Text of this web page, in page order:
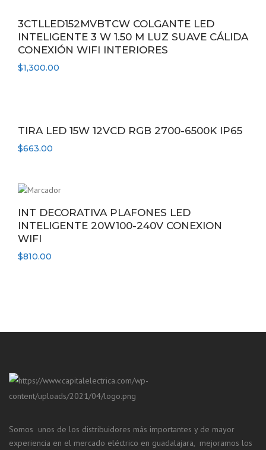
3CTLLED152MVBTCW COLGANTE LED
INTELIGENTE 3 W 1.50 M LUZ SUAVE CÁLIDA
CONEXIÓN WIFI INTERIORES
$1,300.00
TIRA LED 15W 12VCD RGB 2700-6500K IP65
$663.00
INT DECORATIVA PLAFONES LED
INTELIGENTE 20W100-240V CONEXION
WIFI
$810.00
Somos unos de los distribuidores más importantes y de mayor
experiencia en el mercado eléctrico en guadalajara, mejoramos los